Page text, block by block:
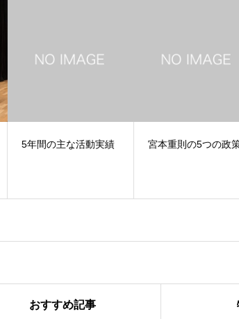
活動実績 宮本重則の5つの政策
「かか
士」の
おすすめ記事